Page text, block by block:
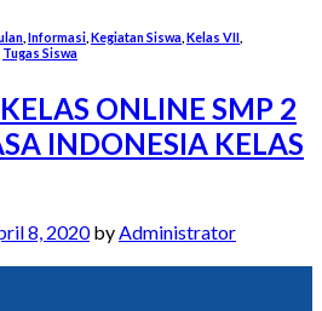
Informasi Kegiatan Siswa Kelas VII
Tugas Siswa
ONLINE SMP 2
INDONESIA KELAS
8, 2020by Administrator